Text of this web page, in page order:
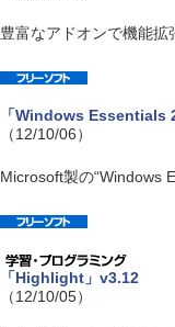
豊富なアドオンで機能
「Windows Essentials
（12/10/06）
Microsoft製の“Windows
「Highlight」v3.12
（12/10/05）